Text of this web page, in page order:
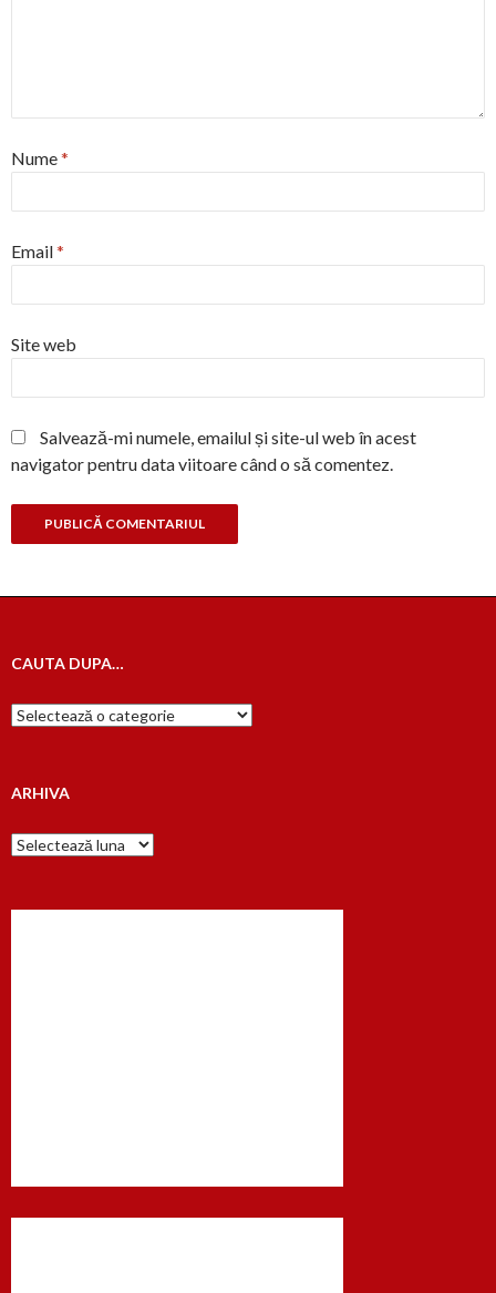
Nume*
Email*
Site web
Salvează-mi numele, emailul și site-ul web în acest
navigator pentru data viitoare când o să comentez.
CAUTA DUPA…
Cauta
dupa…
ARHIVA
Arhiva